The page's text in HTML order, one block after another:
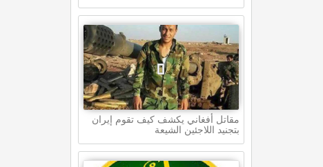
مقاتل أفغاني يكشف كيف تقوم إيران
بتجنيد اللاجئين الشيعة